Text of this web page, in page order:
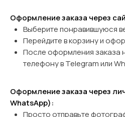
Оформление заказа через
Выберите понравившуюся
Перейдите в корзину и
После оформления заказа
телефону в Telegram или
Оформление заказа через
WhatsApp):
Просто отправьте